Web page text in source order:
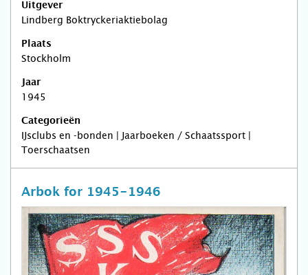
Uitgever
Lindberg Boktryckeriaktiebolag
Plaats
Stockholm
Jaar
1945
Categorieën
IJsclubs en -bonden | Jaarboeken / Schaatssport |
Toerschaatsen
Arbok for 1945-1946